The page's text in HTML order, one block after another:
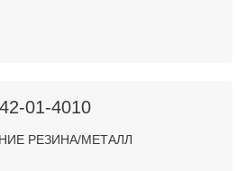
01-4010
РЕЗИНА/МЕТАЛЛ